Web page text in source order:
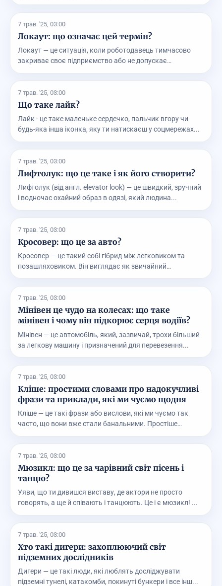
7 трав. '25, 03:00
Локаут: що означає цей термін?
Локаут — це ситуація, коли роботодавець тимчасово
закриває своє підприємство або не допускає
7 трав. '25, 03:00
Що таке лайк?
Лайк - це таке маленьке сердечко, пальчик вгору чи
будь-яка інша іконка, яку ти натискаєш у соцмережах...
7 трав. '25, 03:00
Лифтолук: що це таке і як його створити?
Лифтолук (від англ. elevator look) — це швидкий, зручний
і водночас охайний образ в одязі, який людина...
7 трав. '25, 03:00
Кросовер: що це за авто?
Кросовер — це такий собі гібрид між легковиком та
позашляховиком. Він виглядає як звичайний
7 трав. '25, 03:00
Мінівен це чудо на колесах: що таке
мінівен і чому він підкорює серця водіїв?
Мінівен — це автомобіль, який, зазвичай, трохи більший
за легкову машину і призначений для перевезення...
7 трав. '25, 03:00
Кліше: простими словами про надокучливі
фрази та приклади, які ми чуємо щодня
Кліше — це такі фрази або вислови, які ми чуємо так
часто, що вони вже стали банальними. Простіше
7 трав. '25, 03:00
Мюзикл: що це за чарівний світ пісень і
танцю?
Уяви, що ти дивишся виставу, де актори не просто
говорять, а ще й співають і танцюють. Це і є мюзикл! ...
7 трав. '25, 03:00
Хто такі дигери: захоплюючий світ
підземних дослідників
Дигери — це такі люди, які люблять досліджувати
підземні тунелі, катакомби, покинуті бункери і все інш...